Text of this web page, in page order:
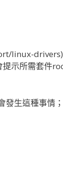
linux-
示所需套件
發生這種事情